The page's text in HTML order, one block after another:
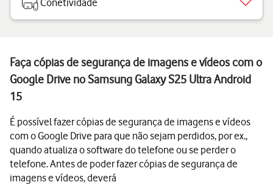
Conetividade
Faça cópias de segurança de imagens e vídeos com o
Google Drive no Samsung Galaxy S25 Ultra Android
15
É possível fazer cópias de segurança de imagens e vídeos
com o Google Drive para que não sejam perdidos, por ex.,
quando atualiza o software do telefone ou se perder o
telefone. Antes de poder fazer cópias de segurança de
imagens e vídeos, deverá